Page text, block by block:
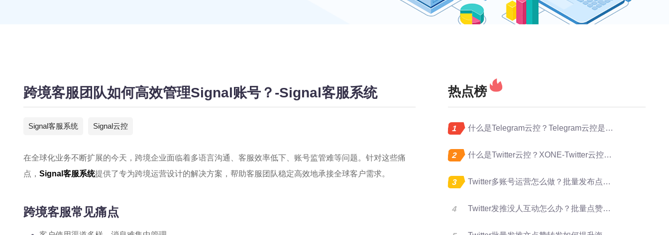
跨境客服团队如何高效管理Signal账号？-Signal客服系统
Signal客服系统​ Signal云控
在全球化业务不断扩展的今天，跨境企业面临着多语言沟通、客服效率低下、账号监管难等问题。针对这些痛
点， Signal客服系统提供了专为跨境运营设计的解决方案，帮助客服团队稳定高效地承接全球客户需求。
跨境客服常见痛点
热点榜
什么是Telegram云控？Telegram云控是做什么的？
什么是Twitter云控？XONE-Twitter云控是做什么的？
Twitter多账号运营怎么做？批量发布点赞转发完整指南
Twitter发推没人互动怎么办？批量点赞评论转发提升曝光